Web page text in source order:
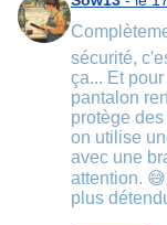
sécurité,
ça... Et
pantalon
protège
on utilise
avec une
attention.
plus